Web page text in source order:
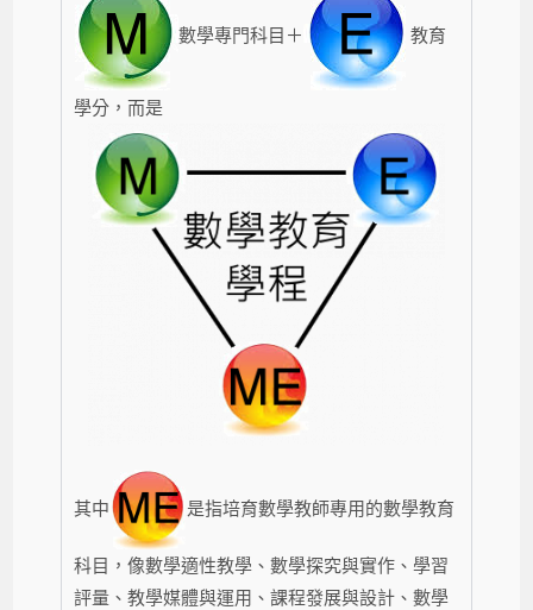
數學專門科目＋ 教育
學分，而是
其中 是指培育數學教師專用的數學教育
科目，像數學適性教學、數學探究與實作、學習
評量、教學媒體與運用、課程發展與設計、數學